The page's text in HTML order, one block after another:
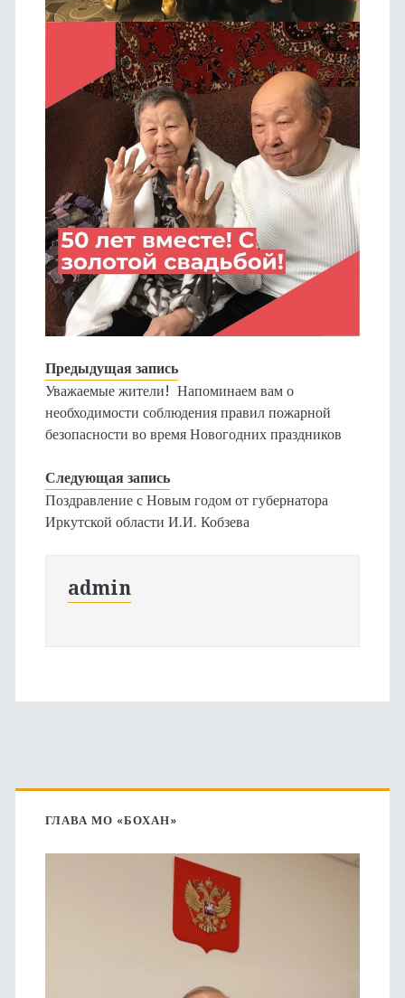
Предыдущая запись
Уважаемые жители! Напоминаем вам о
необходимости соблюдения правил пожарной
безопасности во время Новогодних праздников
Следующая запись
Поздравление с Новым годом от губернатора
Иркутской области И.И. Кобзева
admin
Основная
боковая
ГЛАВА МО «БОХАН»